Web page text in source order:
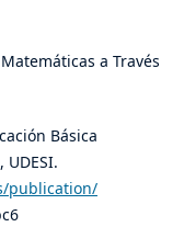
a Través
Básica
publication/